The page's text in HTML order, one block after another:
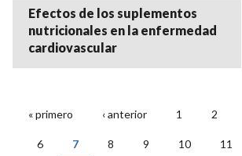
Efectos de los suplementos
nutricionales en la enfermedad
cardiovascular
PÁGINAS
« primero ‹ anterior 1 2
6 7 8 9 10 11